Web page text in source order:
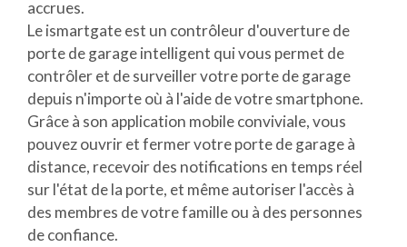
accrues.
Le ismartgate est un contrôleur d'ouverture de
porte de garage intelligent qui vous permet de
contrôler et de surveiller votre porte de garage
depuis n'importe où à l'aide de votre smartphone.
Grâce à son application mobile conviviale, vous
pouvez ouvrir et fermer votre porte de garage à
distance, recevoir des notifications en temps réel
sur l'état de la porte, et même autoriser l'accès à
des membres de votre famille ou à des personnes
de confiance.